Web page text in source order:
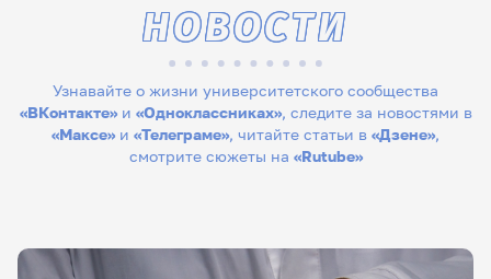
Узнавайте о жизни университетского сообщества
«ВКонтакте»и «Одноклассниках», следите за новостями в
«Максе» и «Телеграме», читайте статьи в «Дзене»,
смотрите сюжеты на «Rutube»
НОВОСТИ